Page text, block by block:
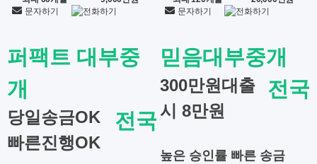
문자하기
전화하기
문자하기
전화하기
퍼팩트 대부중
개
전국
당일송금OK
빠른진행OK
믿음대부중개
전국
300만원대출
시 8만원
높은 승인률 빠른 송금